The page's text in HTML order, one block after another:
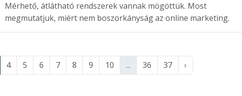
Mérhető, átlátható rendszerek vannak mögöttük. Most
megmutatjuk, miért nem boszorkányság az online marketing.
4 5 6 7 8 9 10 ... 36 37 ›